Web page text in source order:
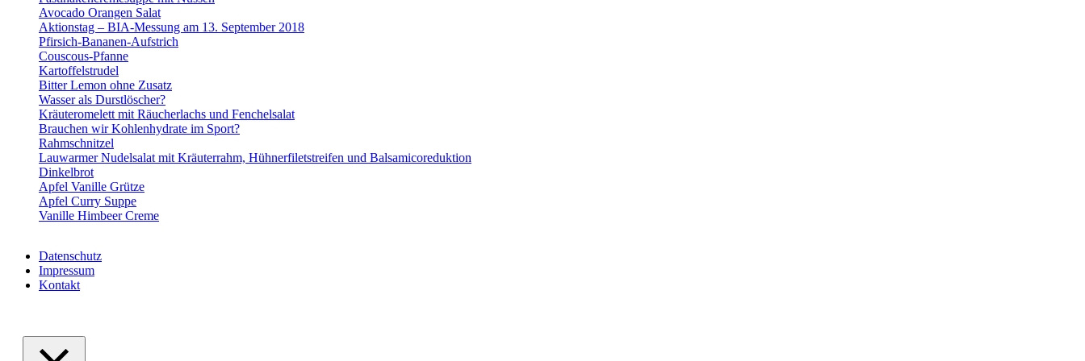
Avocado Orangen Salat
Aktionstag – BIA-Messung am 13. September 2018
Pfirsich-Bananen-Aufstrich
Couscous-Pfanne
Kartoffelstrudel
Bitter Lemon ohne Zusatz
Wasser als Durstlöscher?
Kräuteromelett mit Räucherlachs und Fenchelsalat
Brauchen wir Kohlenhydrate im Sport?
Rahmschnitzel
Lauwarmer Nudelsalat mit Kräuterrahm, Hühnerfiletstreifen und Balsamicoreduktion
Dinkelbrot
Apfel Vanille Grütze
Apfel Curry Suppe
Vanille Himbeer Creme
Datenschutz
Impressum
Kontakt